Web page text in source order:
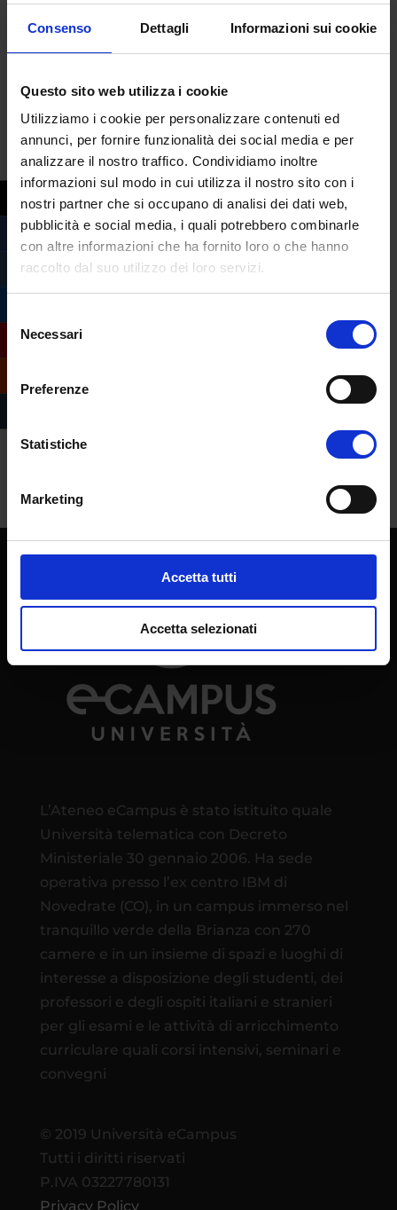
Consenso Dettagli Informazioni sui cookie
Questo sito web utilizza i cookie
Utilizziamo i cookie per personalizzare contenuti ed
annunci, per fornire funzionalità dei social media e per
analizzare il nostro traffico. Condividiamo inoltre
informazioni sul modo in cui utilizza il nostro sito con i
nostri partner che si occupano di analisi dei dati web,
pubblicità e social media, i quali potrebbero combinarle
con altre informazioni che ha fornito loro o che hanno
raccolto dal suo utilizzo dei loro servizi.
delNecessari
Preferenze
Statistiche
Marketing
Accetta tutti
Accetta selezionati
Piano Estate, personale ATA e Agenda
Nord: nuovi fondi stanziati dal MIM
daMargherita Ferrera|Apr 16, 2024
Mondo Scuola
Il Ministro dell’Istruzione e del Merito
importanti interventi per cui il suo Ministero
ha stanziato diversi milioni di euro. Più fondi
per l’attuazione dell’Agenda Nord e per il
Piano Estate 2023/2024 e 2024/2025, ed
L’Ateneo eCampus è stato istituito quale
Università telematica con Decreto
Ministeriale 30 gennaio 2006. Ha sede
operativa presso l’ex centro IBM di
Novedrate (CO), in un campus immerso nel
tranquillo verde della Brianza con 270
camere e in un insieme di spazi e luoghi di
interesse a disposizione degli studenti, dei
professori e degli ospiti italiani e stranieri
per gli esami e le attività di arricchimento
curriculare quali corsi intensivi, seminari e
convegni
© 2019 Università eCampus
Tutti i diritti riservati
P.IVA 03227780131
Privacy Policy